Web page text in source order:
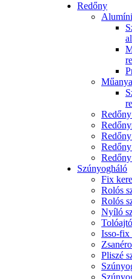
Redőny
Szúnyogháló
Fix
Rolós
Rolós
Nyíló
Isso-fix
Pliszé